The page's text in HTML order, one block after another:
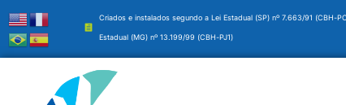
Criados e instalados segundo a Lei Estadual (SP) nº 7.663/91 (CBH-
Estadual (MG) nº 13.199/99 (CBH-PJ1)